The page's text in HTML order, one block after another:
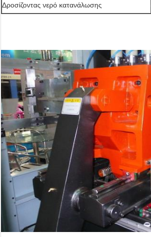
Δροσίζοντας νερό κατανάλωσης